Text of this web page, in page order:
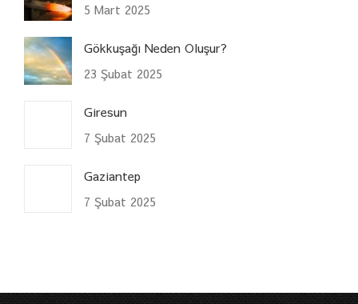
5 Mart 2025
Gökkuşağı Neden Oluşur?
23 Şubat 2025
Giresun
7 Şubat 2025
Gaziantep
7 Şubat 2025